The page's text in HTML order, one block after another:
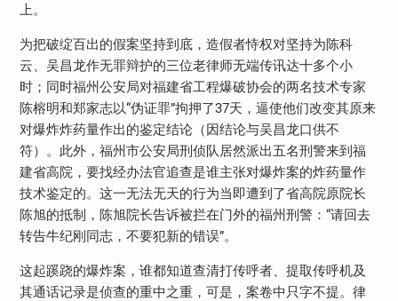
上。
为把破绽百出的假案坚持到底，造假者恃权对坚持为陈科
云、吴昌龙作无罪辩护的三位老律师无端传讯达十多个小
时；同时福州公安局对福建省工程爆破协会的两名技术专家
陈榕明和郑家志以“伪证罪”拘押了37天，逼使他们改变其原来
对爆炸炸药量作出的鉴定结论（因结论与吴昌龙口供不
符）。此外，福州市公安局刑侦队居然派出五名刑警来到福
建省高院，要找经办法官追查是谁主张对爆炸案的炸药量作
技术鉴定的。这一无法无天的行为当即遭到了省高院原院长
陈旭的抵制，陈旭院长告诉被拦在门外的福州刑警：“请回去
转告牛纪刚同志，不要犯新的错误”。
这起蹊跷的爆炸案，谁都知道查清打传呼者、提取传呼机及
其通话记录是侦查的重中之重，可是，案卷中只字不提。律